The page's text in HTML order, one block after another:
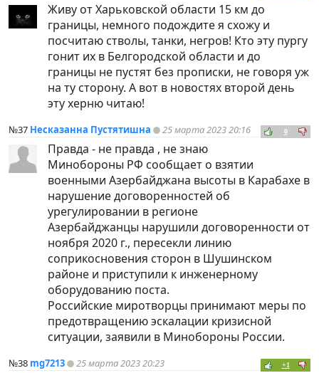
Живу от Харьковской области 15 км до
границы, немного подождите я схожу и
посчитаю стволы, танки, негров! Кто эту пургу
гонит их в Белгородской области и до
границы не пустят без прописки, не говоря уж
на ту сторону. А вот в новостях второй день
эту херню читаю!
№37 Несказанна Пустятишна 25 марта 2023 20:16 0
Правда - не правда , не знаю
Минобороны РФ сообщает о взятии
военными Азербайджана высоты в Карабахе в
нарушение договоренностей об
урегулировании в регионе
Азербайджанцы нарушили договоренности от
ноября 2020 г., пересекли линию
соприкосновения сторон в Шушинском
районе и приступили к инженерному
оборудованию поста.
Российские миротворцы принимают меры по
предотвращению эскалации кризисной
ситуации, заявили в Минобороны России.
№38 mg7213 25 марта 2023 20:23 +1